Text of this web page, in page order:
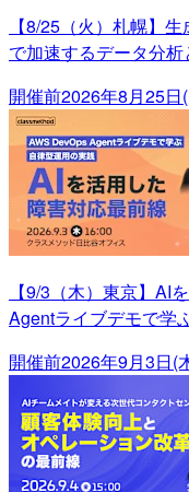
【8/25（火）札幌】
で加速するデータ分
開催前2026年8月25日
【9/3（木）東京】AI
Agentライブデモで学
開催前2026年9月3日(